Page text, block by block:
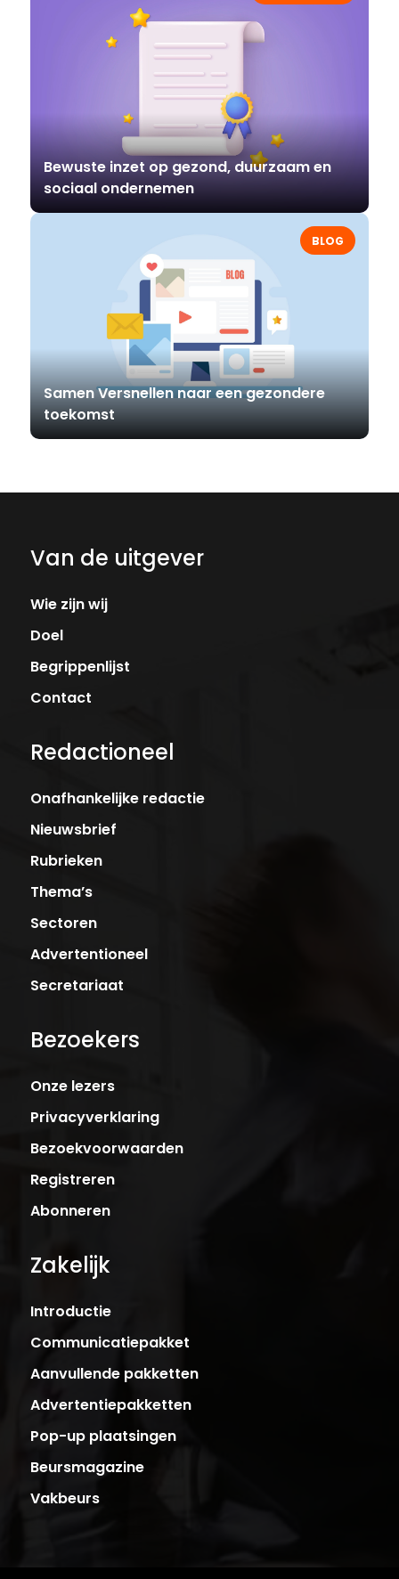
Bewuste inzet op gezond, duurzaam en
sociaal ondernemen
BLOG
Samen Versnellen naar een gezondere
toekomst
Van de uitgever
Wie zijn wij
Doel
Begrippenlijst
Contact
Redactioneel
Onafhankelijke redactie
Nieuwsbrief
Rubrieken
Thema’s
Sectoren
Advertentioneel
Secretariaat
Bezoekers
Onze lezers
Privacyverklaring
Bezoekvoorwaarden
Registreren
Abonneren
Zakelijk
Introductie
Communicatiepakket
Aanvullende pakketten
Advertentiepakketten
Pop-up plaatsingen
Beursmagazine
Vakbeurs